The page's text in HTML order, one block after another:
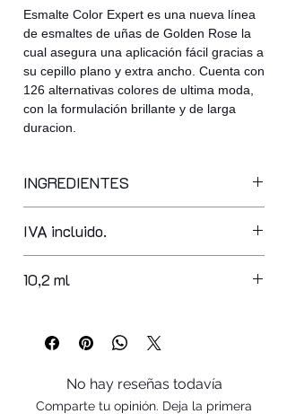
Esmalte Color Expert es una nueva línea
de esmaltes de uñas de Golden Rose la
cual asegura una aplicación fácil gracias a
su cepillo plano y extra ancho. Cuenta con
126 alternativas colores de ultima moda,
con la formulación brillante y de larga
duracion.
INGREDIENTES
nitrocellulose, adipic acid/neopentyl
glycol/trimellitic anhydride copolymer,
acetyl tributyl citrate, isopropyl
styrene/acrylates copolymer, n-butyl
alcohol, silica, benzophenone-1,
trimethylpentanediyl dibenzoate,
polyvinyl butyral
IVA incluido.
10,2 ml
No hay reseñas todavía
Comparte tu opinión. Deja la primera